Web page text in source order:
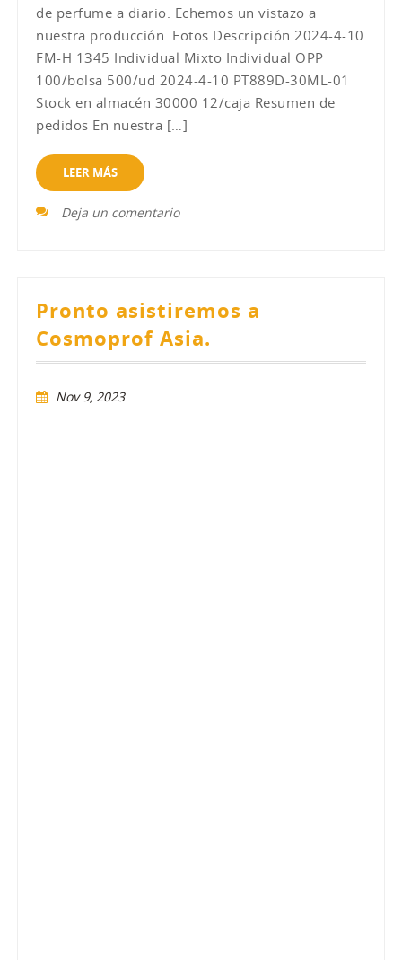
de perfume a diario. Echemos un vistazo a
nuestra producción. Fotos Descripción 2024-4-10
FM-H 1345 Individual Mixto Individual OPP
100/bolsa 500/ud 2024-4-10 PT889D-30ML-01
Stock en almacén 30000 12/caja Resumen de
pedidos En nuestra […]
LEER MÁS
Deja un comentario
Pronto asistiremos a
Cosmoprof Asia.
Nov 9, 2023